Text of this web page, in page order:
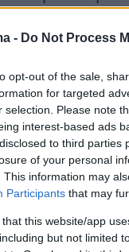
- Do Not Process
opt-out of the sale,
for targeted
selection. Please note
interest-based ads
to third parties
of your personal
This information may
Participants that may
that this website/app
but not limited
τέτοια
όσα είπεο
ομάδα η
πλήρως το
αύριο να
που
και όχι